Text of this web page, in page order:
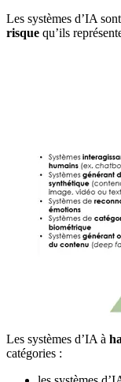
Les systèmes d’IA
risque qu’ils
Les systèmes d’IA à
catégories :